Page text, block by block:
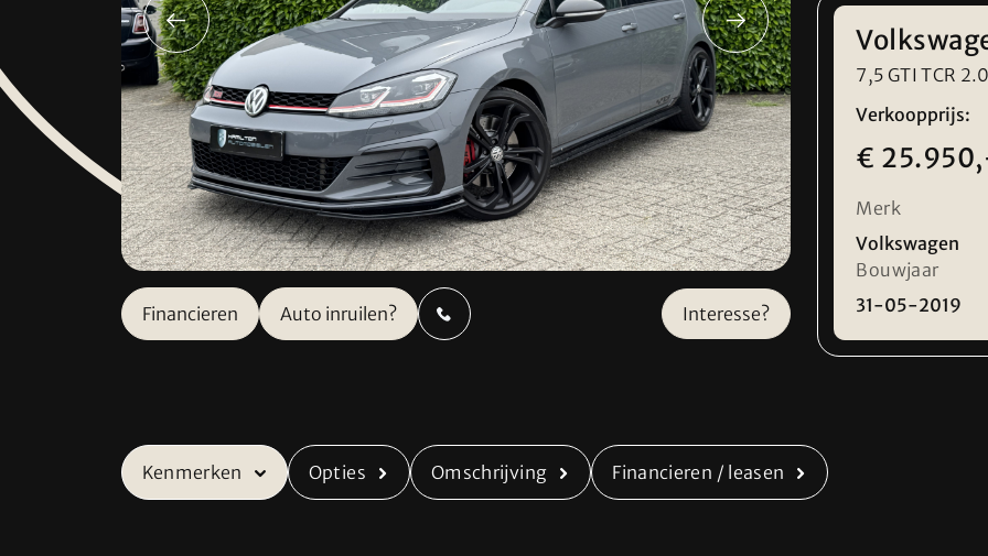
Verkocht
Contact
Adres
Openingstijden
Financieren Auto inruilen? Interesse?
7,5 GTI TCR
Verkoopprijs:
€
Merk
Volkswagen
Bouwjaar
31-05-2019
Kenmerken Opties Omschrijving Financieren / leasen